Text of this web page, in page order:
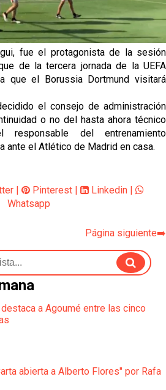
al Bournemouth
la pretemporada con el
el Bayer Leverkusen
en Ellyes Skhiri
en el Sevilla FC
fue el protagonista de la sesión
de la tercera jornada de la UEFA
que el Borussia Dortmund visitará
el consejo de administración
o no del hasta ahora técnico
del entrenamiento
ante el Atlético de Madrid en casa.
| Pinterest | Linkedin |
Whatsapp
Página siguiente➡️
a Agoumé entre las cinco
abierta a Alberto Flores" por Rafa